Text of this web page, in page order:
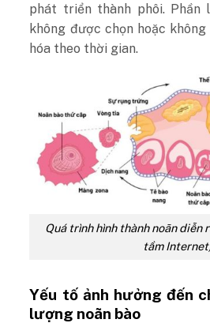
phát triển thành phôi. Phần
không được chọn hoặc
hóa theo thời gian.
Quá trình hình thành noãn diễn
tầm
Yếu tố ảnh hưởng đến
lượng noãn bào